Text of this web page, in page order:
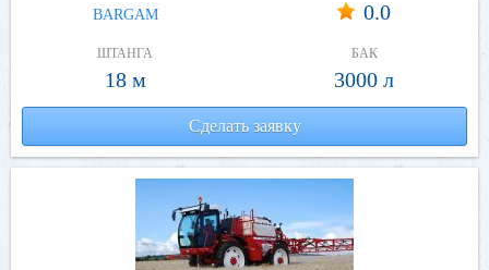
BARGAM 0.0
ШТАНГА
18 м
БАК
3000 л
Сделать заявку